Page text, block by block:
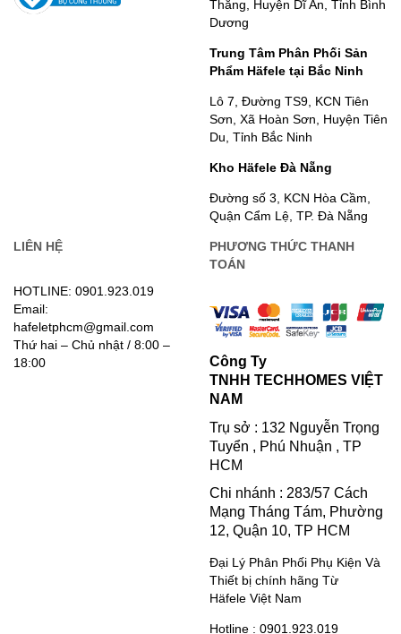
Thắng, Huyện Dĩ An, Tỉnh Bình
Dương
Trung Tâm Phân Phối Sản
Phẩm Häfele tại Bắc Ninh
Lô 7, Đường TS9, KCN Tiên
Sơn, Xã Hoàn Sơn, Huyện Tiên
Du, Tỉnh Bắc Ninh
Kho Häfele Đà Nẵng
Đường số 3, KCN Hòa Cầm,
Quận Cẩm Lệ, TP. Đà Nẵng
LIÊN HỆ
HOTLINE: 0901.923.019
Email:
hafeletphcm@gmail.com
Thứ hai – Chủ nhật / 8:00 –
18:00
PHƯƠNG THỨC THANH
TOÁN
Công Ty
TNHH TECHHOMES VIỆT
NAM
Trụ sở : 132 Nguyễn Trọng
Tuyển , Phú Nhuận , TP
HCM
Chi nhánh : 283/57 Cách
Mạng Tháng Tám, Phường
12, Quận 10, TP HCM
Đại Lý Phân Phối Phụ Kiện Và
Thiết bị chính hãng Từ
Häfele Việt Nam
Hotline : 0901.923.019